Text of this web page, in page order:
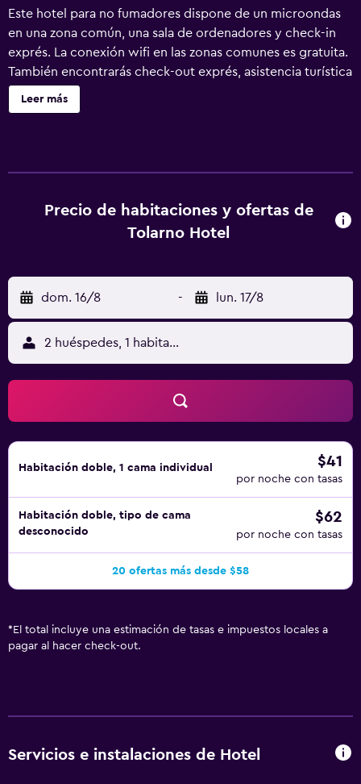
Este hotel para no fumadores dispone de un microondas
en una zona común, una sala de ordenadores y check-in
exprés. La conexión wifi en las zonas comunes es gratuita.
También encontrarás check-out exprés, asistencia turística
y para la compra de entradas y televisión en una zona
común. Se ofrece un servicio de limpieza a petición.
de 40 pulgadas con canales digitales. Los baños están
equipados con ducha y artículos de higiene personal
solicitar cambio de toallas y cambio de sábanas. Se ofrece
servicio de limpieza a petición. Se pueden practicar las
actividades de ocio y esparcimiento que se indican más
abajo en las instalaciones o cerca del alojamiento (es
posible que se aplique un recargo).
Leer más
Precio de habitaciones y ofertas de
Tolarno Hotel
dom. 16/8 - lun. 17/8
2 huéspedes, 1 habitación
Habitación doble, 1 cama individual $41
por noche con tasas
Habitación doble, tipo de cama
desconocido
$62
por noche con tasas
20 ofertas más desde $58
* El total incluye una estimación de tasas e impuestos locales a
pagar al hacer check-out.
Servicios e instalaciones de Hotel